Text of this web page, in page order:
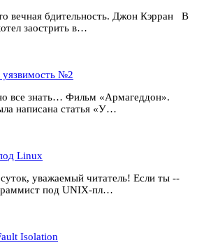
вечная бдительность. Джон Кэрран В
заострить в…
уязвимость №2
все знать… Фильм «Армагеддон».
написана статья «У…
Linux
уважаемый читатель! Если ты --
под UNIX-пл…
Isolation